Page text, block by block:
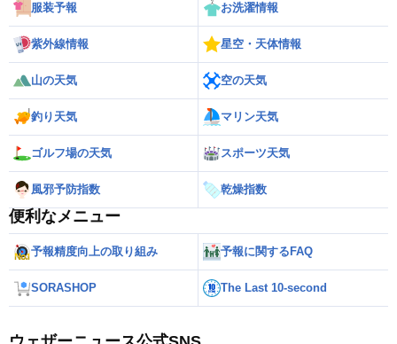
服装予報 お洗濯情報
紫外線情報 星空・天体情報
山の天気 空の天気
釣り天気 マリン天気
ゴルフ場の天気 スポーツ天気
風邪予防指数 乾燥指数
便利なメニュー
予報精度向上の取り組み 予報に関するFAQ
SORASHOP The Last 10-second